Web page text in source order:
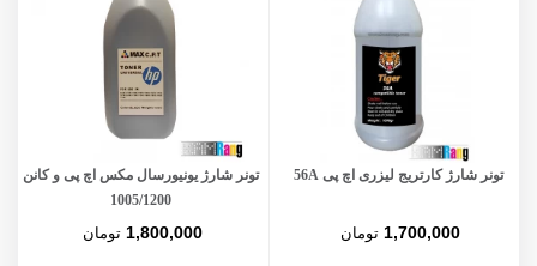
تونر شارژ کارتریج لیزری اچ پی 56A
1,700,000 تومان
تونر شارژ یونیورسال مکس اچ پی و کانن
1005/1200
1,800,000 تومان